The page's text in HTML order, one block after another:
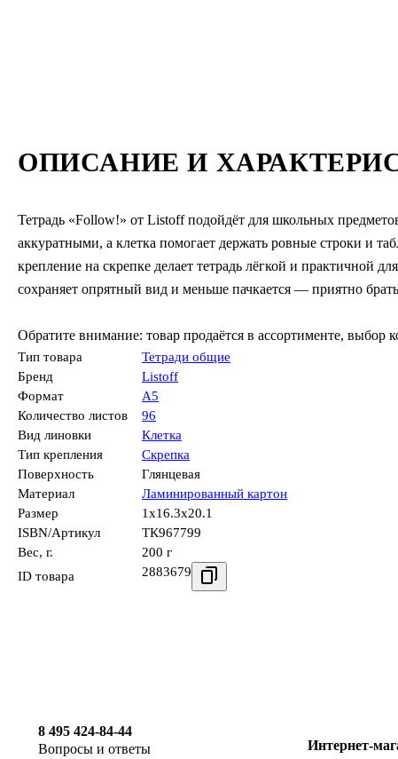
ОПИСАНИЕ И
Тетрадь «Follow!» от Listoff подойдёт для школьных
аккуратными, а клетка помогает держать ровные строки и
крепление на скрепке делает тетрадь лёгкой и практичной
сохраняет опрятный вид и меньше пачкается — приятно
Обратите внимание: товар продаётся в ассортименте, выбор
Тип товара
Тетради общие
Бренд
Listoff
Формат
А5
Количество листов
96
Вид линовки
Клетка
Тип крепления
Скрепка
Поверхность
Глянцевая
Материал
Ламинированный картон
Размер
1x16.3x20.1
ISBN/Артикул
ТК967799
Вес, г.
200 г
ID товара
2883679
8 495 424-84-44
Вопросы и ответы
Интернет-